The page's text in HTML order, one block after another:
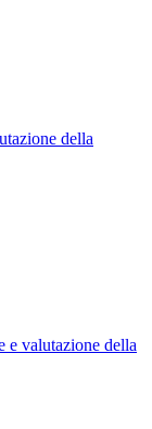
della
e valutazione della